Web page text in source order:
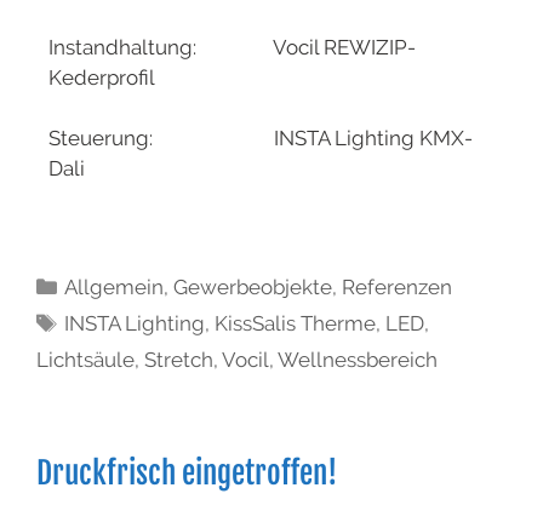
Instandhaltung: Vocil REWIZIP-
Kederprofil
Steuerung: INSTA Lighting KMX-
Dali
Allgemein,Gewerbeobjekte, Referenzen
INSTA Lighting, KissSalis Therme, LED,
Lichtsäule, Stretch, Vocil, Wellnessbereich
Druckfrisch eingetroffen!